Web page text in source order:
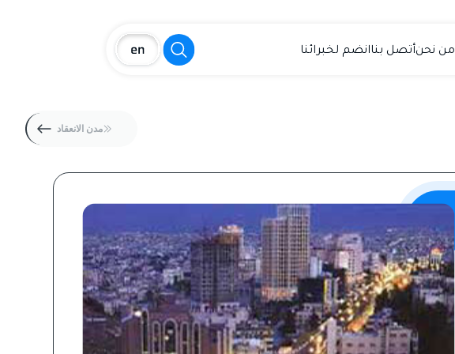
من نحنأتصل بناانضم لخبرائنا
مدن الانعقاد